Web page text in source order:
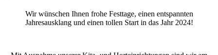
Wir wünschen Ihnen frohe Festtage, einen entspannten
Jahresausklang und einen tollen Start in das Jahr 2024!